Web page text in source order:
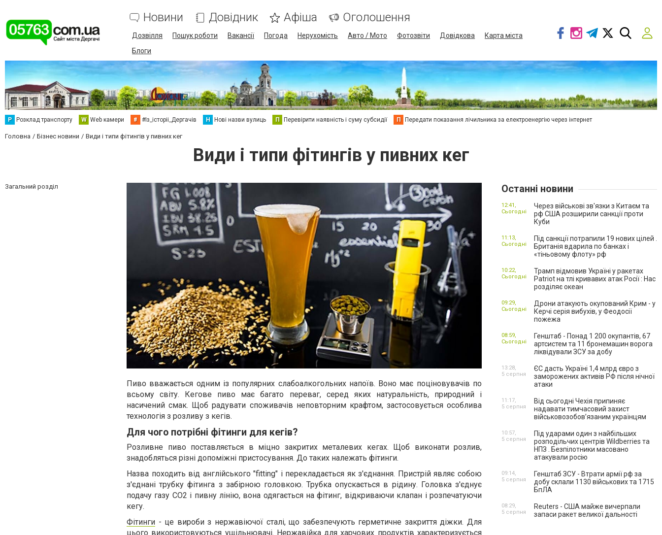
Новини Довідник Афіша Оголошення
Дозвілля Пошук роботи Вакансії Погода Нерухомість Авто / Мото Фотозвіти Довідкова
Карта міста
Блоги
Р Розклад транспорту W Web камери # #Із_історіі_Дергачів Н Нові назви вулиць П Перевірити наявність і суму субсидії П Передати показання лічильника за електроенергію через інтернет
Головна Бізнес новини Види і типи фітингів у пивних кег
Види і типи фітингів у пивних кег
Загальний розділ
Пиво вважається одним із популярних слабоалкогольних напоїв. Воно має поціновувачів по
всьому світу. Кегове пиво має багато переваг, серед яких натуральність, природний і
насичений смак. Щоб радувати споживачів неповторним крафтом, застосовується особлива
технологія з розливу з кегів.
Для чого потрібні фітинги для кегів?
Розливне пиво поставляється в міцно закритих металевих кегах. Щоб виконати розлив,
знадобляться різні допоміжні пристосування. До таких належать фітинги.
Назва походить від англійського "fitting" і перекладається як з'єднання. Пристрій являє собою
з'єднані трубку фітинга з забірною головкою. Трубка опускається в рідину. Головка з'єднує
подачу газу СО2 і пивну лінію, вона одягається на фітинг, відкриваючи клапан і розпечатуючи
кегу.
Фітинги - це вироби з нержавіючої сталі, що забезпечують герметичне закриття діжки. Для
цього використовуються ущільнювачі. Нержавійка для харчових продуктів характеризується
Останні новини
Через військові зв'язки з Китаєм та
рф США розширили санкції проти
Куби
12:41,
Сьогодні
Під санкції потрапили 19 нових цілей .
Британія вдарила по банках і
«тіньовому флоту» рф
11:13,
Сьогодні
Трамп відмовив Україні у ракетах
Patriot на тлі кривавих атак Росії : Нас
розділяє океан
10:22,
Сьогодні
Дрони атакують окупований Крим - у
Керчі серія вибухів, у Феодосії
пожежа
09:29,
Сьогодні
Генштаб - Понад 1 200 окупантів, 67
артсистем та 11 бронемашин ворога
ліквідували ЗСУ за добу
08:59,
Сьогодні
ЄС дасть Україні 1,4 млрд євро з
заморожених активів РФ після нічної
атаки
13:28,
5 серпня
Від сьогодні Чехія припиняє
надавати тимчасовий захист
військовозобов’язаним українцям
11:17,
5 серпня
Під ударами один з найбільших
розподільчих центрів Wildberries та
НПЗ . Безпілотники масовано
атакували росію
10:57,
5 серпня
Генштаб ЗСУ - Втрати армії рф за
добу склали 1130 військових та 1715
БпЛА
09:14,
5 серпня
Reuters - США майже вичерпали
запаси ракет великої дальності
08:29,
5 серпня